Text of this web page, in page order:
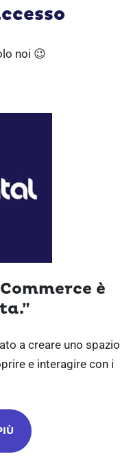
noi 😉
è
a creare uno spazio
e interagire con i